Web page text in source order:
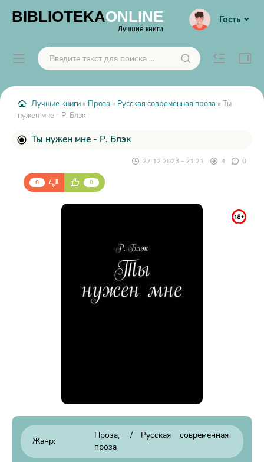
BIBLIOTEKAONLINE
Лучшие книги
Гость
Лучшие книги » Проза » Русская современная проза » Ты
нужен мне - Р. Блэк
Ты нужен мне - Р. Блэк
27.12.2023 - 21:21 4 0
0 0
Жанр:
Проза / Русская современная
проза